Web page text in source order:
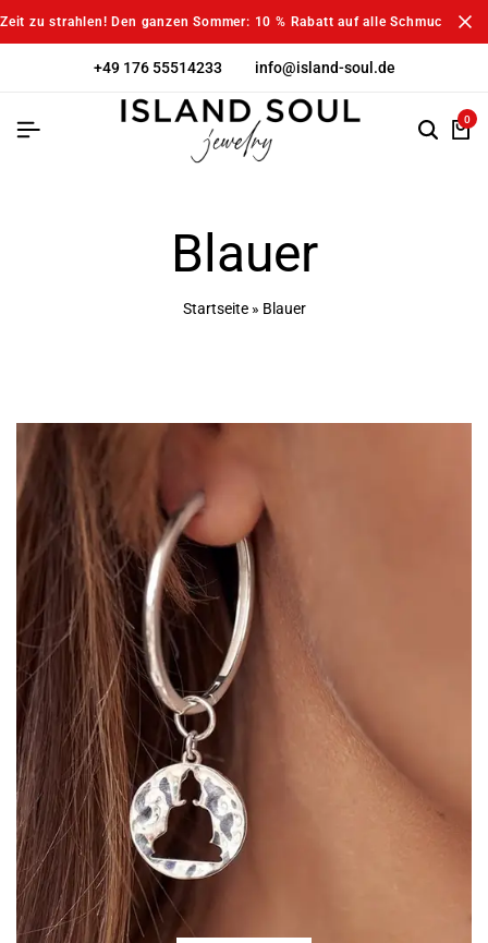
Zeit zu strahlen! Den ganzen Sommer: 10 % Rabatt auf alle
+49 176 55514233 info@island-soul.de
0
Blauer
Startseite» Blauer